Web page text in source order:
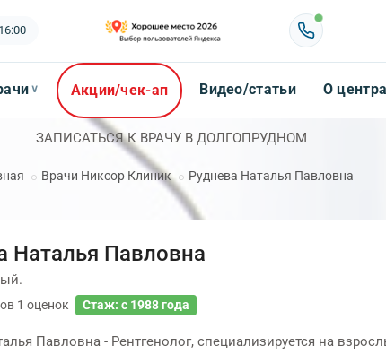
∨ Акции/чек-ап Видео/статьи О
ЗАПИСАТЬСЯ К ВРАЧУ В ДОЛГОПРУДНОМ
Врачи Никсор Клиник Руднева Наталья Павловна
Наталья Павловна
1 оценок Стаж: с 1988 года
Павловна - Рентгенолог, специализируется на